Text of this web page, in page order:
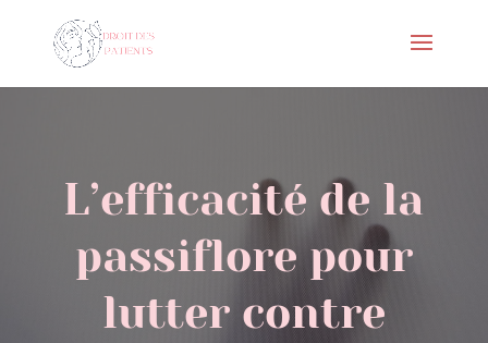
L’efficacité de la
passiflore pour
lutter contre